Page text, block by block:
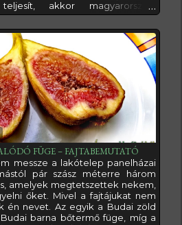
akkor magyarországi
is reménykeltő fajta lehet.A
erős növekedésű, ágrendszere
sűrű lomkoronát nevel metszés
FÜGE – FAJTABEMUTATÓ
messze a lakótelep panelházai
pár szász méterre három
amelyek megtetszettek nekem,
őket. Mivel a fajtájukat nem
én nevet. Az egyik a Budai zöld
barna bőtermő füge, míg a